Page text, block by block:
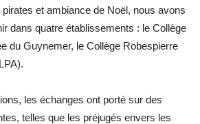
et ambiance de Noël, nous avons
dans quatre établissements : le Collège
du Guynemer, le Collège Robespierre
les échanges ont porté sur des
telles que les préjugés envers les